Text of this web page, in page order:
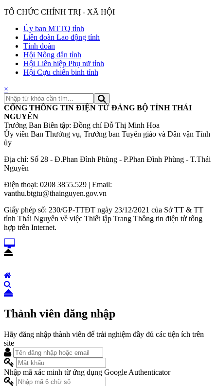
TỔ CHỨC CHÍNH TRỊ - XÃ HỘI
Ủy ban MTTQ tỉnh
Liên đoàn Lao động tỉnh
Tỉnh đoàn
Hội Nông dân tỉnh
Hội Liên hiệp Phụ nữ tỉnh
Hội Cựu chiến binh tỉnh
×
CỔNG THÔNG TIN ĐIỆN TỬ ĐẢNG BỘ TỈNH THÁI
NGUYÊN
Trưởng Ban Biên tập: Đồng chí Đỗ Thị Minh Hoa
Ủy viên Ban Thường vụ, Trưởng ban Tuyên giáo và Dân vận Tỉnh
ủy
Địa chỉ: Số 28 - Đ.Phan Đình Phùng - P.Phan Đình Phùng - T.Thái
Nguyên
Điện thoại: 0208 3855.529 | Email:
vanthu.btgtu@thainguyen.gov.vn
Giấy phép số: 230/GP-TTĐT ngày 23/12/2021 của Sở TT & TT
tỉnh Thái Nguyên về việc Thiết lập Trang Thông tin điện tử tổng
hợp trên Internet.
Thành viên đăng nhập
Hãy đăng nhập thành viên để trải nghiệm đầy đủ các tiện ích trên
site
Nhập mã xác minh từ ứng dụng Google Authenticator